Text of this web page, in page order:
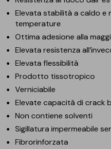
Elevata stabilità a caldo e
temperature
Ottima adesione alla
Elevata resistenza
Elevata flessibilità
Prodotto tissotropico
Verniciabile
Elevate capacità di crack
Non contiene solventi
Sigillatura impermeabile
Fibrorinforzata